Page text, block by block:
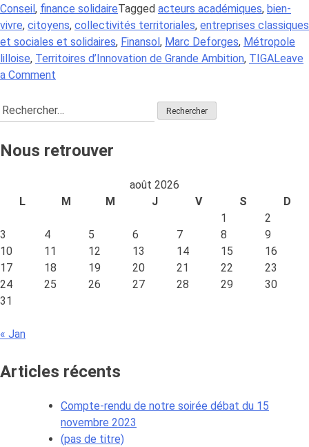
entre
public
et
privé
le
Vivre
Desforges »
Conseil, finance solidaireTagged acteurs académiques, bien-
vivre, citoyens, collectivités territoriales, entreprises classiques
et sociales et solidaires, Finansol, Marc Deforges, Métropole
lilloise, Territoires d’Innovation de Grande Ambition, TIGALeave
a Comment
les
rôles
public
pour
financer
Bien-
Vivre
Rechercher :
Nous retrouver
août 2026
L
M M J V S
D
1
2
3
4 5 6 7 8
9
10
11 12 13 14 15
16
17
18 19 20 21 22
23
24
25 26 27 28 29
30
31
« Jan
Articles récents
Compte-rendu de notre soirée débat du 15
novembre 2023
(pas de titre)